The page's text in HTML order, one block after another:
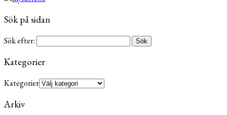
Sök på sidan
Sök efter:
Kategorier
Kategorier
Arkiv